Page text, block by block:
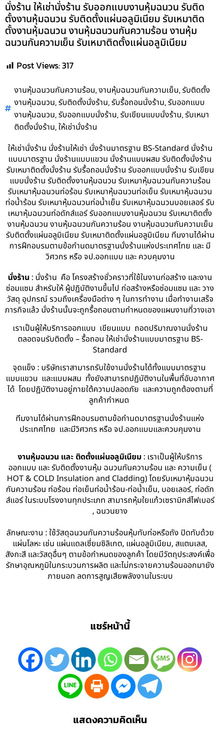
นั่งร้าน ให้เช่านั่งร้าน รับออกแบบงานหุ้มฉนวน รับติด
ตั้งงานหุ้มฉนวน รับติดตั้งแผ่นอลูมิเนียม รับเหมาติด
ตั้งงานหุ้มฉนวน งานหุ้มฉนวนกันความร้อน งานหุ้ม
ฉนวนกันความเย็น รับเหมาติดตั้งแผ่นอลูมิเนียม
Post Views:317
งานหุ้มฉนวนกันความร้อน,งานหุ้มฉนวนกันความเย็น,รับติดตั้ง
งานหุ้มฉนวน,รับติดตั้งนั่งร้าน,รับรื้อถอนนั่งร้าน,รับออกแบบ
งานหุ้มฉนวน,รับออกแบบนั่งร้าน,รับเขียนแบบนั่งร้าน,รับเหมา
ติดตั้งนั่งร้าน,ให้เช่านั่งร้าน
ให้เช่านั่งร้าน นั่งร้านให้เช่า นั่งร้านมาตรฐาน BS-Standard นั่งร้าน
แบบมาตรฐาน นั่งร้านแบบแขวน นั่งร้านแบบผสม รับติดตั้งนั่งร้าน
รับเหมาติดตั้งนั่งร้าน รับรื้อถอนนั่งร้าน รับออกแบบนั่งร้าน รับเขียน
แบบนั่งร้าน รับติดตั้งงานหุ้มฉนวน รับเหมาหุ้มฉนวนกันความร้อน
รับเหมาหุ้มฉนวนท่อร้อน รับเหมาหุ้มฉนวนท่อเย็น รับเหมาหุ้มฉนวน
ท่อน้ำร้อน รับเหมาหุ้มฉนวนท่อน้ำเย็น รับเหมาหุ้มฉนวนบอยเลอร์ รับ
เหมาหุ้มฉนวนท่อดักส์แอร์ รับออกแบบงานหุ้มฉนวน รับเหมาติดตั้ง
งานหุ้มฉนวน งานหุ้มฉนวนกันความร้อน งานหุ้มฉนวนกันความเย็น
รับติดตั้งแผ่นอลูมิเนียม รับเหมาติดตั้งแผ่นอลูมิเนียม ทีมงานได้ผ่าน
การฝึกอบรมตามข้อกำนดมาตรฐานนั่งร้านแห่งประเทศไทย และ มี
วิศวกร หรือ จป.ออกแบบ และ ควบคุมงาน
นั่งร้าน : นั่งร้าน คือ โครงสร้างชั่วคราวที่ใช้ในงานก่อสร้าง และงาน
ซ่อมแซม สำหรับให้ ผู้ปฏิบัติงานขึ้นไป ก่อสร้างหรือซ่อมแซม และ วาง
วัสดุ อุปกรณ์ รวมถึงเครื่องมือต่าง ๆ ในการทำงาน เมื่อทำงานเสร็จ
ภารกิจแล้ว นั่งร้านนั้นจะถูกรื้อถอนตามกำหนดของแผนงานที่วางเอา
เราเป็นผู้ให้บริการออกแบบ เขียนแบบ ถอดปริมาณงานนั่งร้าน
ตลอดจนรับติดตั้ง – รื้อถอน ให้เช่านั่งร้านแบบมาตรฐาน BS-
Standard
จุดแข็ง : บริษัทเราสามารถรับใช้งานนั่งร้านได้ทั้งแบบมาตรฐาน
แบบแขวน และแบบผสม ทั้งยังสามารถปฏิบัติงานในพื้นที่อับอากาศ
ได้ โดยปฏิบัติงานอยู่ภายใต้ความปลอดภัย และความถูกต้องตามที่
ลูกค้ากำหนด
ทีมงานได้ผ่านการฝึกอบรมตามข้อกำนดมาตรฐานนั่งร้านแห่ง
ประเทศไทย และมีวิศวกร หรือ จป.ออกแบบและควบคุมงาน
งานหุ้มฉนวน และ ติดตั้งแผ่นอลูมิเนียม : เราเป็นผู้ให้บริการ
ออกแบบ และ รับติดตั้งงานหุ้ม ฉนวนกันความร้อน และ ความเย็น (
HOT & COLD Insulation and Cladding) โดยรับเหมาหุ้มฉนวน
กันความร้อน ท่อร้อน ท่อเย็นท่อน้ำร้อน-ท่อน้ำเย็น, บอยเลอร์, ท่อดัก
ส์แอร์ ในระบบโรงงานทุกประเภท สามารถหุ้มใยแก้วเซรามิกส์ไฟเบอร์
, ฉนวนยาง
ลักษณะงาน : ใช้วัสดุฉนวนกันความร้อนหุ้มทับท่อหรือถัง ปิดทับด้วย
แผ่นโลหะ เช่น แผ่นแดลเซี่ยมซิลิเกต, แผ่นอลูมิเนียม, สแตนเลส,
สังกะสี และวัสดุอื่นๆ ตามข้อกำหนดของลูกค้า โดยมีวัตถุประสงค์เพื่อ
รักษาอุณหภูมิในกระบวนการผลิต และไม่กระจายความร้อนออกมายัง
ภายนอก ลดการสูญเสียพลังงานในระบบ
แชร์หน้านี้
แสดงความคิดเห็น